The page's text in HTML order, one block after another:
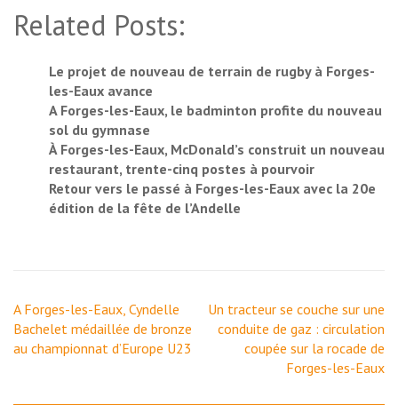
Related Posts:
Le projet de nouveau de terrain de rugby à Forges-
les-Eaux avance
A Forges-les-Eaux, le badminton profite du nouveau
sol du gymnase
À Forges-les-Eaux, McDonald’s construit un nouveau
restaurant, trente-cinq postes à pourvoir
Retour vers le passé à Forges-les-Eaux avec la 20e
édition de la fête de l’Andelle
Navigation
de
l’article
A Forges-les-Eaux, Cyndelle
Bachelet médaillée de bronze
au championnat d’Europe U23
Un tracteur se couche sur une
conduite de gaz : circulation
coupée sur la rocade de
Forges-les-Eaux